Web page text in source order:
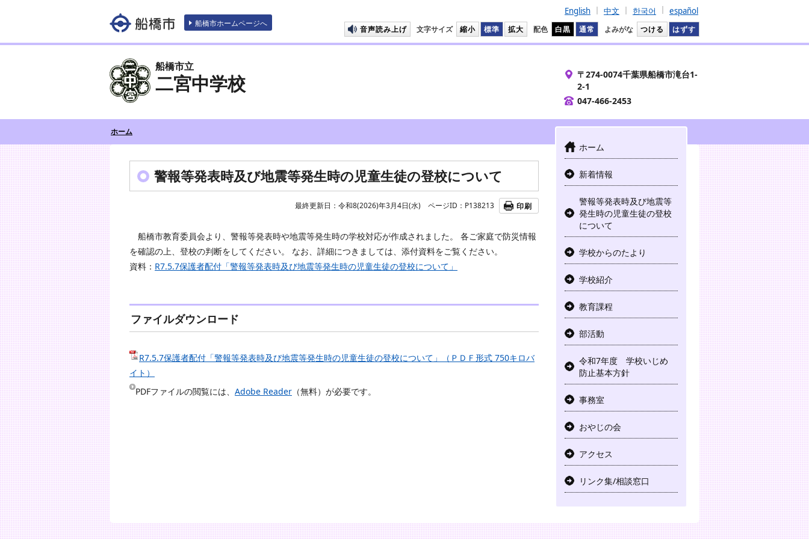
船橋市ホームページへ
English 中文 한국어 español
音声読み上げ 文字サイズ 縮小 標準 拡大 配色 白黒 通常 よみがな つける はずす
船橋市立
二宮中学校
〒274-0074千葉県船橋市滝台1-
2-1
047-466-2453
ホーム
ホーム
新着情報
警報等発表時及び地震等
発生時の児童生徒の登校
について
学校からのたより
学校紹介
教育課程
部活動
令和7年度 学校いじめ
防止基本方針
事務室
おやじの会
アクセス
リンク集/相談窓口
警報等発表時及び地震等発生時の児童生徒の登校について
最終更新日：令和8(2026)年3月4日(水) ページID：P138213 印刷
船橋市教育委員会より、警報等発表時や地震等発生時の学校対応が作成されました。 各ご家庭で防災情報
を確認の上、登校の判断をしてください。 なお、詳細につきましては、添付資料をご覧ください。
資料： R7.5.7保護者配付「警報等発表時及び地震等発生時の児童生徒の登校について」
ファイルダウンロード
R7.5.7保護者配付「警報等発表時及び地震等発生時の児童生徒の登校について」（ＰＤＦ形式 750キロバ
イト）
PDFファイルの閲覧には、 Adobe Reader （無料）が必要です。